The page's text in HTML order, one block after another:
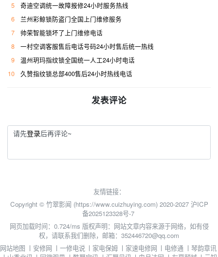
5
奇迪空调统一故障报修24小时服务热线
6
兰州彩鲸锁防盗门全国上门维修服务
7
帅荣智能锁坏了上门维修电话
8
一村空调客服售后电话号码24小时售后统一热线
9
温州玥玛指纹锁全国统一人工24小时电话
10
久赞指纹锁总部400售后24小时热线电话
发表评论
请先登录后再评论~
友情链接：
Copyright © 竹翠影闻 (https://www.cuizhuying.com) 2020-2027 沪ICP
备2025123328号-7
网页加载时间：0.724/ms 版权声明：网站文章内容来源于网络，如有侵
权，请联系我们删除，邮箱：352446720@qq.com
网站地图 丨 安修网 丨 一修电说 丨 家电保姆 丨 家速电修网 丨 电修通 丨琴韵章讯